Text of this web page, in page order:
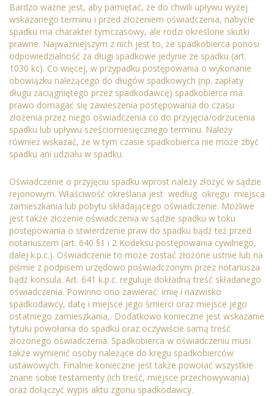
Bardzo ważne jest, aby pamiętać, że do chwili upływu wyżej
wskazanego terminu i przed złożeniem oświadczenia, nabycie
spadku ma charakter tymczasowy, ale rodzi określone skutki
prawne. Najważniejszym z nich jest to, że spadkobierca ponosi
odpowiedzialność za długi spadkowe jedynie ze spadku (art.
1030 kc). Co więcej, w przypadku postępowania o wykonanie
obowiązku należącego do długów spadkowych (np. zapłaty
długu zaciągniętego przez spadkodawcę) spadkobierca ma
prawo domagać się zawieszenia postępowania do czasu
złożenia przez niego oświadczenia co do przyjęcia/odrzucenia
spadku lub upływu sześciomiesięcznego terminu. Należy
również wskazać, że w tym czasie spadkobierca nie może zbyć
spadku ani udziału w spadku.
Oświadczenie o przyjęciu spadku wprost należy złożyć w sądzie
rejonowym. Właściwość określana jest według okręgu miejsca
zamieszkania lub pobytu składającego oświadczenie. Możliwe
jest także złożenie oświadczenia w sądzie spadku w toku
postępowania o stwierdzenie praw do spadku bądź też przed
notariuszem (art. 640 §1 i 2 Kodeksu postępowania cywilnego,
dalej k.p.c.). Oświadczenie to może zostać złożone ustnie lub na
piśmie z podpisem urzędowo poświadczonym przez notariusza
bądź konsula. Art. 641 k.p.c. reguluje dokładną treść składanego
oświadczenia. Powinno ono zawierać: imię i nazwisko
spadkodawcy, datę i miejsce jego śmierci oraz miejsce jego
ostatniego zamieszkania,. Dodatkowo konieczne jest wskazanie
tytułu powołania do spadku oraz oczywiście samą treść
złożonego oświadczenia. Spadkobierca w oświadczeniu musi
także wymienić osoby należące do kręgu spadkobierców
ustawowych. Finalnie konieczne jest także powołać wszystkie
znane sobie testamenty (ich treść, miejsce przechowywania)
oraz dołączyć wypis aktu zgonu spadkodawcy.